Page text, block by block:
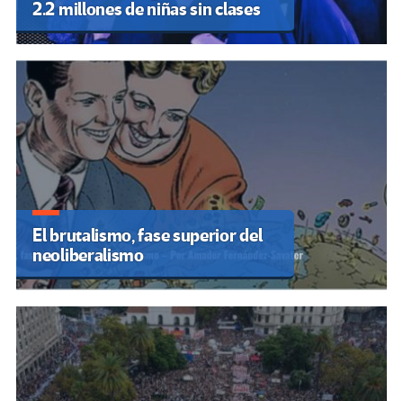
2.2 millones de niñas sin clases
El brutalismo, fase superior del
neoliberalismo